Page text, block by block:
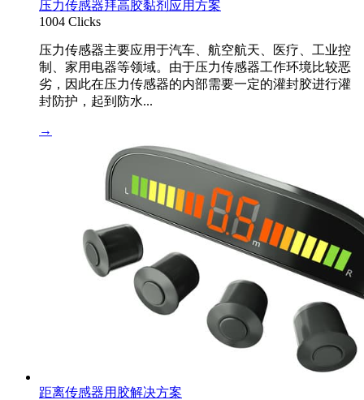
压力传感器拜高胶黏剂应用方案
1004 Clicks
压力传感器主要应用于汽车、航空航天、医疗、工业控
制、家用电器等领域。由于压力传感器工作环境比较恶
劣，因此在压力传感器的内部需要一定的灌封胶进行灌
封防护，起到防水...
→
距离传感器用胶解决方案